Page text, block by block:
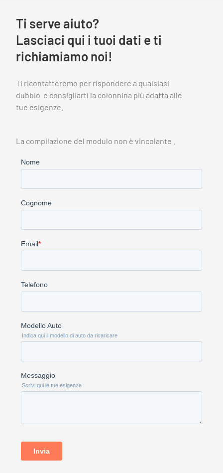
Ti serve aiuto?
Lasciaci qui i tuoi dati e ti
richiamiamo noi!
Ti ricontatteremo per rispondere a qualsiasi
dubbio e consigliarti la colonnina più adatta alle
tue esigenze.
La compilazione del modulo non è vincolante .